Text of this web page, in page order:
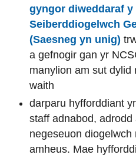
gyngor diweddaraf y
Seiberddiogelwch
(Saesneg yn unig)
a gefnogir gan yr
manylion am sut dylid
waith
darparu hyfforddiant
staff adnabod,
negeseuon diogelwch
amheus. Mae